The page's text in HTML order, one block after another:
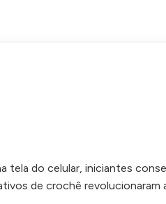
do celular, iniciantes
de crochê